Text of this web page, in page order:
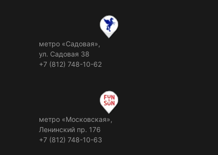
метро «Садовая»,
ул. Садовая 38
+7 (812) 748-10-62
метро «Московская»,
Ленинский пр. 176
+7 (812) 748-10-63